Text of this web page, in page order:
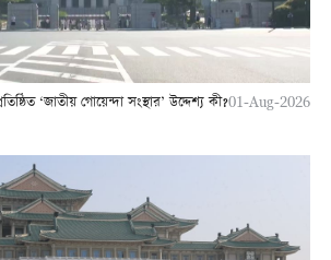
‘জাতীয় গোয়েন্দা সংস্থার’ উদ্দেশ্য কী?01-Aug-2026